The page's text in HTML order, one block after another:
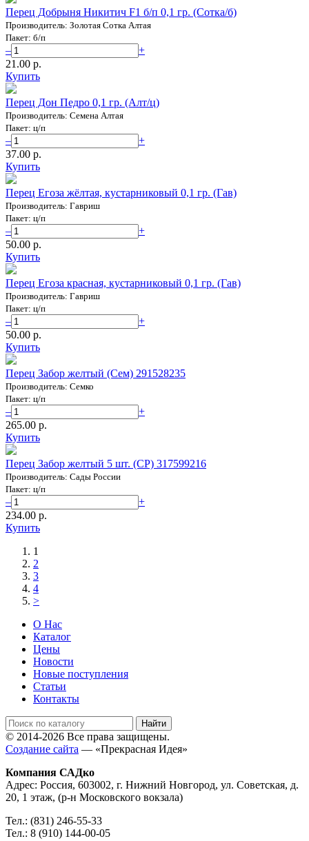
Перец Добрыня Никитич F1 б/п 0,1 гр. (Сотка/б)
Производитель: Золотая Сотка Алтая
Пакет: б/п
–
+
21.00 p.
Купить
Перец Дон Педро 0,1 гр. (Алт/ц)
Производитель: Семена Алтая
Пакет: ц/п
–
+
37.00 p.
Купить
Перец Егоза жёлтая, кустарниковый 0,1 гр. (Гав)
Производитель: Гавриш
Пакет: ц/п
–
+
50.00 p.
Купить
Перец Егоза красная, кустарниковый 0,1 гр. (Гав)
Производитель: Гавриш
Пакет: ц/п
–
+
50.00 p.
Купить
Перец Забор желтый (Сем) 291528235
Производитель: Семко
Пакет: ц/п
–
+
265.00 p.
Купить
Перец Забор желтый 5 шт. (СР) 317599216
Производитель: Сады России
Пакет: ц/п
–
+
234.00 p.
Купить
1
2
3
4
>
О Нас
Каталог
Цены
Новости
Новые поступления
Статьи
Контакты
© 2014-2026 Все права защищены.
Создание сайта — «Прекрасная Идея»
Компания САДко
Адрес: Россия, 603002, г. Нижний Новгород, ул. Советская, д.
20, 1 этаж, (р-н Московского вокзала)
Тел.: (831) 246-55-33
Тел.: 8 (910) 144-00-05